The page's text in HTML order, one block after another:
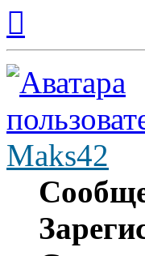
началу
Maks42